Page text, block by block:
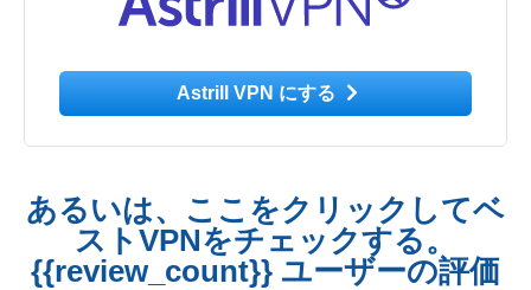
Astrill VPN にする
あるいは、ここをクリックしてベ
ストVPNをチェックする。
{{review_count}} ユーザーの評価